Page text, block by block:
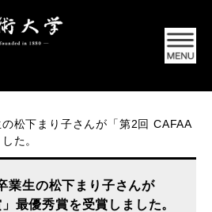
の松下まり子さんが「第2回 CAFAA
た。
業生の松下まり子さんが
最優秀賞を受賞しました。